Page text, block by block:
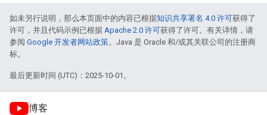
如未另行说明，那么本页面中的内容已根据知识共享署名 4.0 许可获得了
许可，并且代码示例已根据 Apache 2.0 许可获得了许可。有关详情，请
参阅 Google 开发者网站政策。Java 是 Oracle 和/或其关联公司的注册商
标。
最后更新时间 (UTC)：2025-10-01。
博客